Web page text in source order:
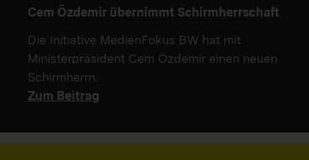
Cem Özdemir übernimmt Schirmherrschaft
Die Initiative MedienFokus BW hat mit
Ministerpräsident Cem Özdemir einen neuen
Schirmherrn.
Zum Beitrag